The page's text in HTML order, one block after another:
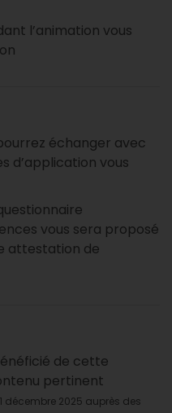
l’animation vous
échanger avec
d’application vous
vous sera proposé
attestation de
de cette
pertinent
décembre 2025 auprès des